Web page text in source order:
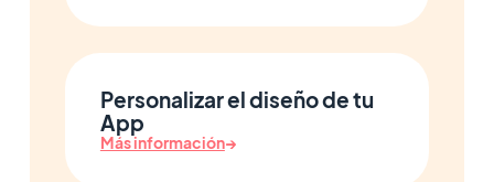
Personalizar el diseño de tu
App
Más información→